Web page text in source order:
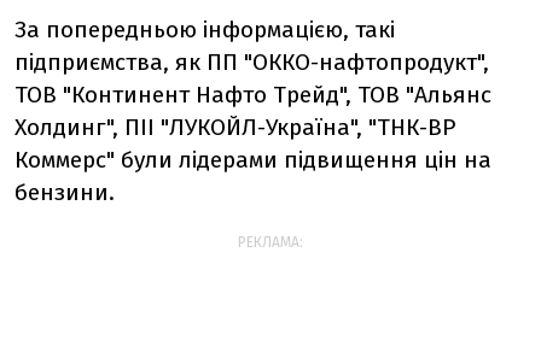
За попередньою інформацією, такі
підприємства, як ПП "ОККО-нафтопродукт",
ТОВ "Континент Нафто Трейд", ТОВ "Альянс
Холдинг", ПІІ "ЛУКОЙЛ-Україна", "ТНК-ВР
Коммерс" були лідерами підвищення цін на
бензини.
РЕКЛАМА: